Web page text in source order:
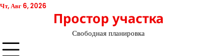
Перейти
Чт, Авг 6, 2026
Простор участка
Свободная планировка